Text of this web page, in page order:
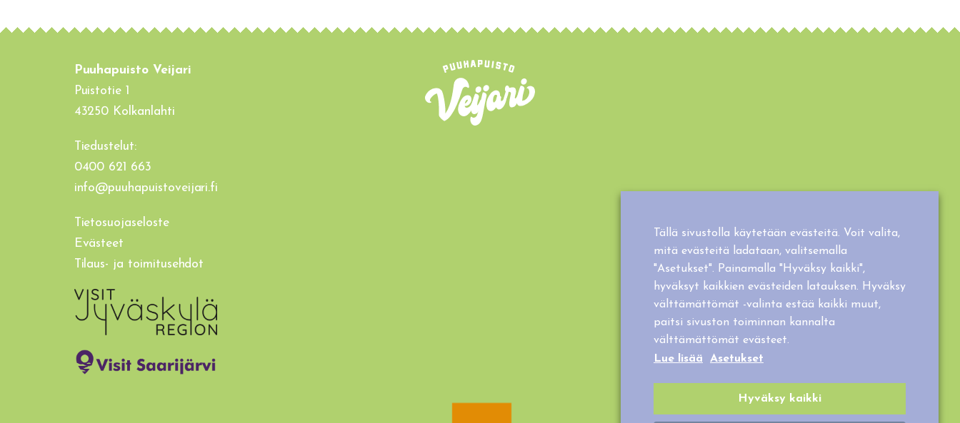
Puuhapuisto Veijari
Puistotie 1
43250 Kolkanlahti
Tiedustelut:
0400 621 663
info@puuhapuistoveijari.fi
Tietosuojaseloste
Evästeet
Tilaus- ja toimitusehdot
Tällä sivustolla käytetään evästeitä. Voit valita,
mitä evästeitä ladataan, valitsemalla
"Asetukset". Painamalla "Hyväksy kaikki",
hyväksyt kaikkien evästeiden latauksen. Hyväksy
välttämättömät -valinta estää kaikki muut,
paitsi sivuston toiminnan kannalta
välttämättömät evästeet.
Lue lisää
Asetukset
Hyväksy kaikki